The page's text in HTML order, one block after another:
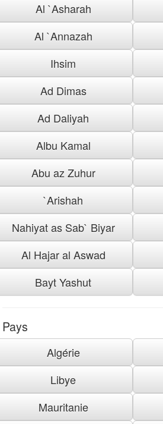
Al `Asharah
Al `Annazah
Ihsim
Ad Dimas
Ad Daliyah
Albu Kamal
Abu az Zuhur
`Arishah
Nahiyat as Sab` Biyar
Al Hajar al Aswad
Bayt Yashut
Pays
Algérie
Libye
Mauritanie